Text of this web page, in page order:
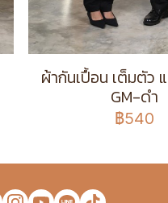
ผ้ากันเปื้อน เต็มตัว
GM-ดำ
฿540